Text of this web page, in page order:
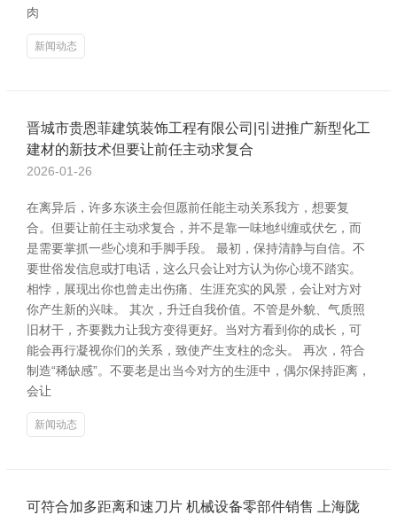
肉
新闻动态
晋城市贵恩菲建筑装饰工程有限公司|引进推广新型化工
建材的新技术但要让前任主动求复合
2026-01-26
在离异后，许多东谈主会但愿前任能主动关系我方，想要复
合。但要让前任主动求复合，并不是靠一味地纠缠或伏乞，而
是需要掌抓一些心境和手脚手段。 最初，保持清静与自信。不
要世俗发信息或打电话，这么只会让对方认为你心境不踏实。
相悖，展现出你也曾走出伤痛、生涯充实的风景，会让对方对
你产生新的兴味。 其次，升迁自我价值。不管是外貌、气质照
旧材干，齐要戮力让我方变得更好。当对方看到你的成长，可
能会再行凝视你们的关系，致使产生支柱的念头。 再次，符合
制造“稀缺感”。不要老是出当今对方的生涯中，偶尔保持距离，
会让
新闻动态
可符合加多距离和速刀片 机械设备零部件销售 上海陇